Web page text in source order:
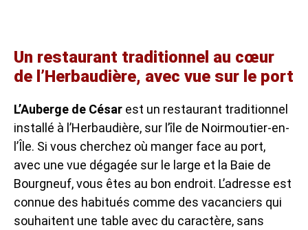
Un restaurant traditionnel au cœur
de l’Herbaudière, avec vue sur le port
L’Auberge de César est un restaurant traditionnel
installé à l’Herbaudière, sur l’île de Noirmoutier-en-
l’Île. Si vous cherchez où manger face au port,
avec une vue dégagée sur le large et la Baie de
Bourgneuf, vous êtes au bon endroit. L’adresse est
connue des habitués comme des vacanciers qui
souhaitent une table avec du caractère, sans